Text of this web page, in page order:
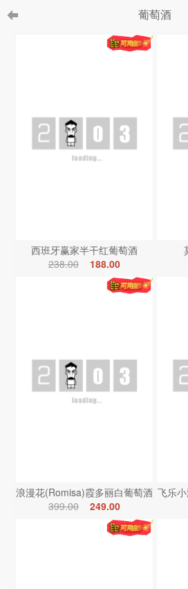
葡萄酒
西班牙赢家半干红葡萄酒
238.00
188.00
浪漫花(Romisa)霞多丽白葡萄酒
399.00
249.00
飞乐